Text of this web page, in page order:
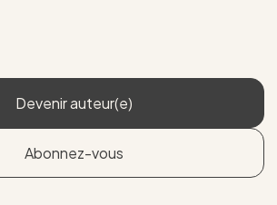
Devenir auteur(e)
Abonnez-vous